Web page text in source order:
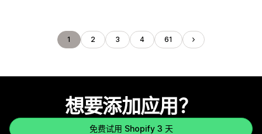
1 2 3 4 61
想要添加应用？
免费试用 Shopify 3 天